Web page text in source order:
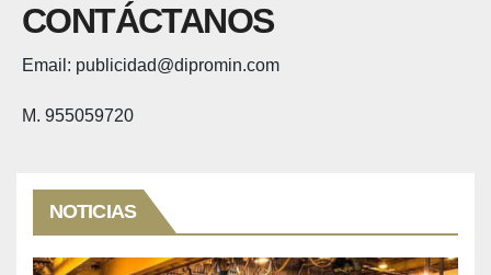
CONTÁCTANOS
Email: publicidad@dipromin.com
M. 955059720
NOTICIAS